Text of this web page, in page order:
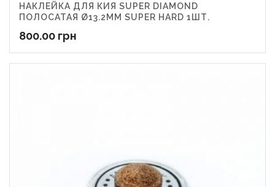
НАКЛЕЙКА ДЛЯ КИЯ SUPER DIAMOND
ПОЛОСАТАЯ Ø13.2ММ SUPER HARD 1ШТ.
800.00 грн